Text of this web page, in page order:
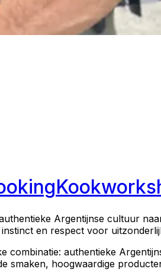
Argentijnse cultuur
en respect voor
authentieke
hoogwaardige